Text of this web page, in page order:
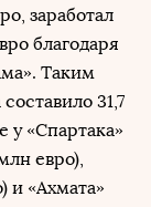
заработал
благодаря
Таким
31,7
«Спартака»
евро),
и «Ахмата»